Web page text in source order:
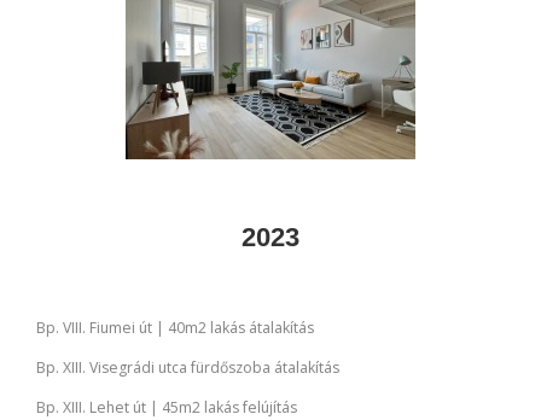
2023
Bp. VIII. Fiumei út | 40m2 lakás átalakítás
Bp. XIII. Visegrádi utca fürdőszoba átalakítás
Bp. XIII. Lehet út | 45m2 lakás felújítás